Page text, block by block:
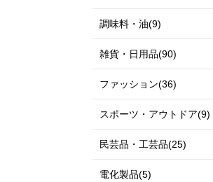
調味料・油(9)
雑貨・日用品(90)
ファッション(36)
スポーツ・アウトドア(9)
民芸品・工芸品(25)
電化製品(5)